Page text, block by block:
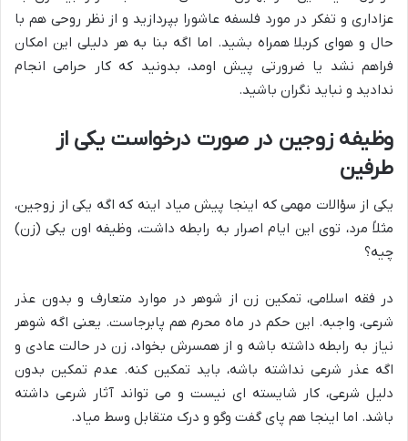
عزاداری و تفکر در مورد فلسفه عاشورا بپردازید و از نظر روحی هم با
حال و هوای کربلا همراه بشید. اما اگه بنا به هر دلیلی این امکان
فراهم نشد یا ضرورتی پیش اومد، بدونید که کار حرامی انجام
ندادید و نباید نگران باشید.
وظیفه زوجین در صورت درخواست یکی از
طرفین
یکی از سؤالات مهمی که اینجا پیش میاد اینه که اگه یکی از زوجین،
مثلاً مرد، توی این ایام اصرار به رابطه داشت، وظیفه اون یکی (زن)
چیه؟
در فقه اسلامی، تمکین زن از شوهر در موارد متعارف و بدون عذر
شرعی، واجبه. این حکم در ماه محرم هم پابرجاست. یعنی اگه شوهر
نیاز به رابطه داشته باشه و از همسرش بخواد، زن در حالت عادی و
اگه عذر شرعی نداشته باشه، باید تمکین کنه. عدم تمکین بدون
دلیل شرعی، کار شایسته ای نیست و می تواند آثار شرعی داشته
باشد. اما اینجا هم پای گفت وگو و درک متقابل وسط میاد.